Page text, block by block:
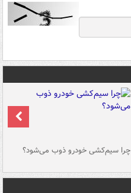
چرا سیم‌کشی خودرو ذوب می‌شود؟